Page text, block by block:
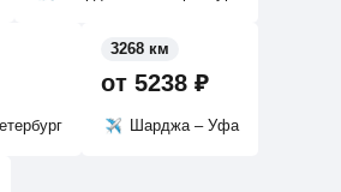
от 5238 ₽
Шарджа – Уфа
3268 км